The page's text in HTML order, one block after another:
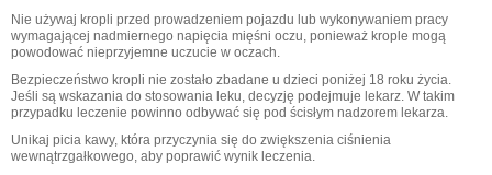
Nie używaj kropli przed prowadzeniem pojazdu lub wykonywaniem pracy
wymagającej nadmiernego napięcia mięśni oczu, ponieważ krople mogą
powodować nieprzyjemne uczucie w oczach.
Bezpieczeństwo kropli nie zostało zbadane u dzieci poniżej 18 roku życia.
Jeśli są wskazania do stosowania leku, decyzję podejmuje lekarz. W takim
przypadku leczenie powinno odbywać się pod ścisłym nadzorem lekarza.
Unikaj picia kawy, która przyczynia się do zwiększenia ciśnienia
wewnątrzgałkowego, aby poprawić wynik leczenia.